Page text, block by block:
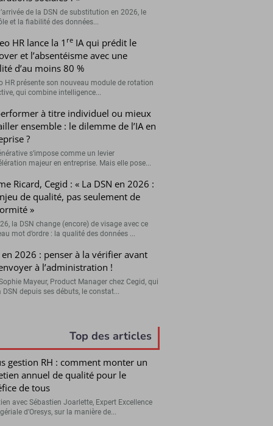
de la DSN de substitution en 2026, le
et la fiabilité des données...
HR lance la 1 reIA qui prédit le
et l’absentéisme avec une
d’au moins 80 %
HR présente son nouveau module de rotation
qui combine intelligence...
à titre individuel ou mieux
ensemble : le dilemme de l’IA en
?
s’impose comme un levier
majeur en entreprise. Mais elle pose...
Ricard, Cegid : « La DSN en 2026 :
de qualité, pas seulement de
»
la DSN change (encore) de visage avec ce
mot d’ordre : la qualité des données ...
en 2026 : penser à la vérifier avant
à l’administration !
Mayeur, Product Manager chez Cegid, qui
DSN depuis ses débuts, le constat...
Top des articles
gestion RH : comment monter un
annuel de qualité pour le
de tous
avec Sébastien Joarlette, Expert Excellence
d’Oresys, sur la manière de...